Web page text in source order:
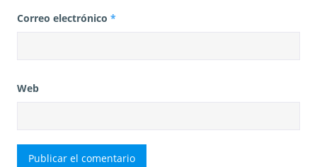
Correo electrónico *
Web